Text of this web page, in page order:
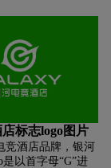
上由河南国际首写
形，寓意集团的稳
色上用深浅不同的
主题，带给人像流
合的感受。
标志logo图片
竞酒店品牌，银河
以首字母“G”进